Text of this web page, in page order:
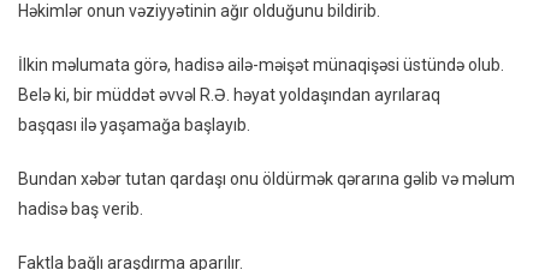
Həkimlər onun vəziyyətinin ağır olduğunu bildirib.
İlkin məlumata görə, hadisə ailə-məişət münaqişəsi üstündə olub.
Belə ki, bir müddət əvvəl R.Ə. həyat yoldaşından ayrılaraq
başqası ilə yaşamağa başlayıb.
Bundan xəbər tutan qardaşı onu öldürmək qərarına gəlib və məlum
hadisə baş verib.
Faktla bağlı araşdırma aparılır.